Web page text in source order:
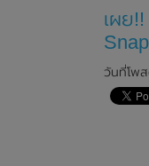
เผย
วันที่โพ